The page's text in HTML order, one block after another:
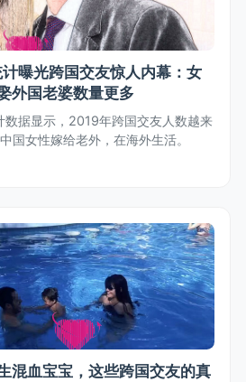
曝光跨国交友惊人内幕：女
外国老婆数量更多
据显示，2019年跨国交友人数越来
国女性嫁给老外，在海外生活。
混血宝宝，这些跨国交友的真